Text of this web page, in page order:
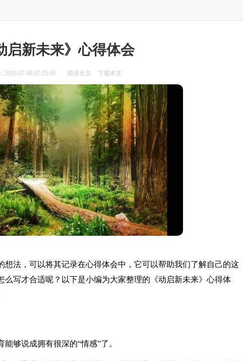
启新未来》心得体会
2026-07-08 07:25:09 阅读全文 下载本文
想法，可以将其记录在心得体会中，它可以帮助我们了解自己的这
么写才合适呢？以下是小编为大家整理的《动启新未来》心得体
够说成拥有很深的“情感”了。